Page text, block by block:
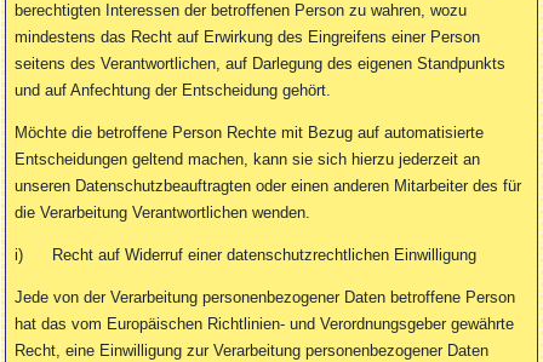
berechtigten Interessen der betroffenen Person zu wahren, wozu
mindestens das Recht auf Erwirkung des Eingreifens einer Person
seitens des Verantwortlichen, auf Darlegung des eigenen Standpunkts
und auf Anfechtung der Entscheidung gehört.
Möchte die betroffene Person Rechte mit Bezug auf automatisierte
Entscheidungen geltend machen, kann sie sich hierzu jederzeit an
unseren Datenschutzbeauftragten oder einen anderen Mitarbeiter des für
die Verarbeitung Verantwortlichen wenden.
i) Recht auf Widerruf einer datenschutzrechtlichen Einwilligung
Jede von der Verarbeitung personenbezogener Daten betroffene Person
hat das vom Europäischen Richtlinien- und Verordnungsgeber gewährte
Recht, eine Einwilligung zur Verarbeitung personenbezogener Daten